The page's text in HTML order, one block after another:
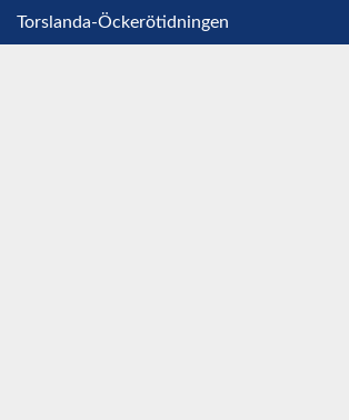
Torslanda-Öckerötidningen